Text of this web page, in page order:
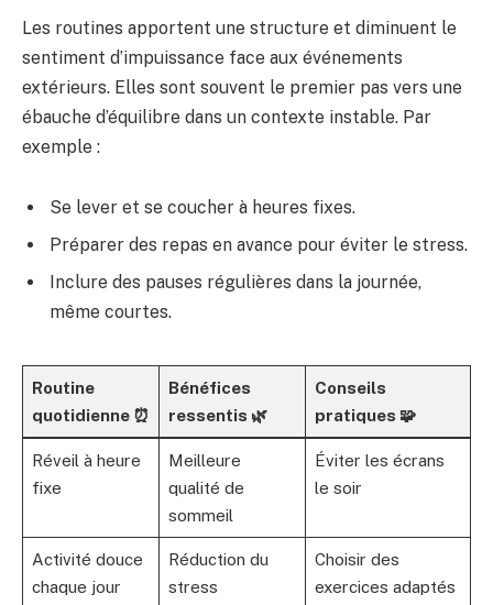
Les routines apportent une structure et diminuent le
sentiment d’impuissance face aux événements
extérieurs. Elles sont souvent le premier pas vers une
ébauche d’équilibre dans un contexte instable. Par
exemple :
Se lever et se coucher à heures fixes.
Préparer des repas en avance pour éviter le stress.
Inclure des pauses régulières dans la journée,
même courtes.
Routine
quotidienne ⏰
Bénéfices
ressentis 🌿
Conseils
pratiques 🧩
Réveil à heure
fixe
Meilleure
qualité de
sommeil
Éviter les écrans
le soir
Activité douce
chaque jour
Réduction du
stress
Choisir des
exercices adaptés